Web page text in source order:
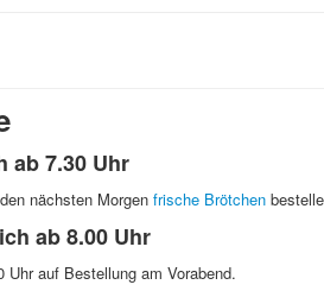
ab 7.30 Uhr
nächsten Morgen frische Brötchen
ab 8.00 Uhr
auf Bestellung am Vorabend.